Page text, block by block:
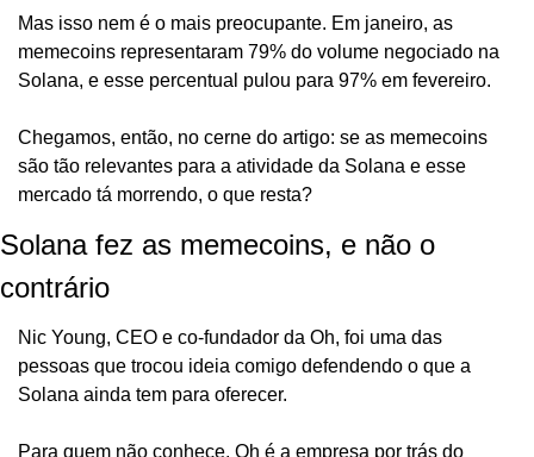
Mas isso nem é o mais preocupante. Em janeiro, as
memecoins representaram 79% do volume negociado na
Solana, e esse percentual pulou para 97% em fevereiro.
Chegamos, então, no cerne do artigo: se as memecoins
são tão relevantes para a atividade da Solana e esse
mercado tá morrendo, o que resta?
Solana fez as memecoins, e não o
contrário
Nic Young, CEO e co-fundador da Oh, foi uma das
pessoas que trocou ideia comigo defendendo o que a
Solana ainda tem para oferecer.
Para quem não conhece, Oh é a empresa por trás do